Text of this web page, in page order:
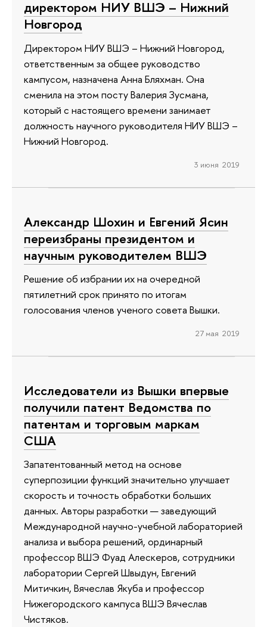
директором НИУ ВШЭ – Нижний
Новгород
Директором НИУ ВШЭ – Нижний Новгород,
ответственным за общее руководство
кампусом, назначена Анна Бляхман. Она
сменила на этом посту Валерия Зусмана,
который с настоящего времени занимает
должность научного руководителя НИУ ВШЭ –
Нижний Новгород.
3 июня 2019
Александр Шохин и Евгений Ясин
переизбраны президентом и
научным руководителем ВШЭ
Решение об избрании их на очередной
пятилетний срок принято по итогам
голосования членов ученого совета Вышки.
27 мая 2019
Исследователи из Вышки впервые
получили патент Ведомства по
патентам и торговым маркам
США
Запатентованный метод на основе
суперпозиции функций значительно улучшает
скорость и точность обработки больших
данных. Авторы разработки — заведующий
Международной научно-учебной лабораторией
анализа и выбора решений, ординарный
профессор ВШЭ Фуад Алескеров, сотрудники
лаборатории Сергей Швыдун, Евгений
Митичкин, Вячеслав Якуба и профессор
Нижегородского кампуса ВШЭ Вячеслав
Чистяков.